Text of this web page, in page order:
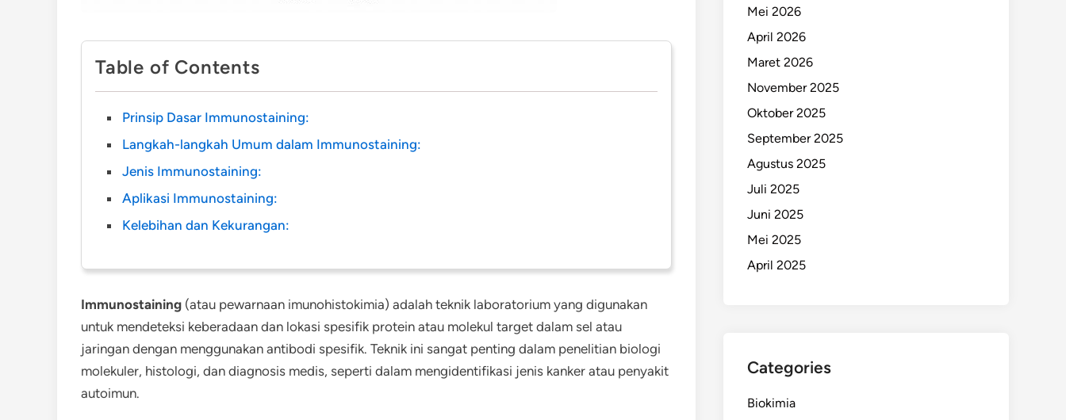
Table of Contents
Prinsip Dasar Immunostaining:
Langkah-langkah Umum dalam Immunostaining:
Jenis Immunostaining:
Aplikasi Immunostaining:
Kelebihan dan Kekurangan:
Immunostaining (atau pewarnaan imunohistokimia) adalah teknik laboratorium yang digunakan
untuk mendeteksi keberadaan dan lokasi spesifik protein atau molekul target dalam sel atau
jaringan dengan menggunakan antibodi spesifik. Teknik ini sangat penting dalam penelitian biologi
molekuler, histologi, dan diagnosis medis, seperti dalam mengidentifikasi jenis kanker atau penyakit
autoimun.
Mei 2026
April 2026
Maret 2026
November 2025
Oktober 2025
September 2025
Agustus 2025
Juli 2025
Juni 2025
Mei 2025
April 2025
Categories
Biokimia